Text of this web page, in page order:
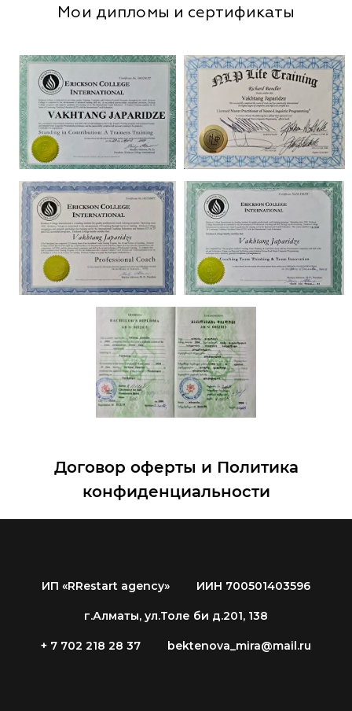
Мои дипломы и сертификаты
Договор оферты и Политика
конфиденциальности
ИП «RRestart agency» ИИН 700501403596
г.Алматы, ул.Толе би д.201, 138
+ 7 702 218 28 37 bektenova_mira@mail.ru